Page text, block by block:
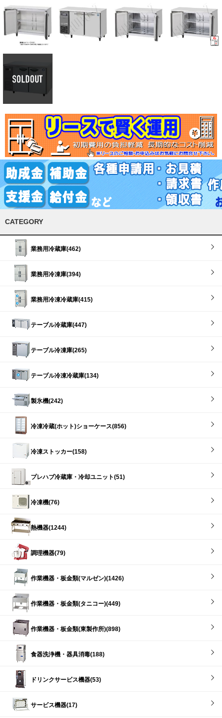
CATEGORY
業務用冷蔵庫(462)
業務用冷凍庫(394)
業務用冷凍冷蔵庫(415)
テーブル冷蔵庫(447)
テーブル冷凍庫(265)
テーブル冷凍冷蔵庫(134)
製氷機(242)
冷凍冷蔵(ホット)ショーケース(856)
冷凍ストッカー(158)
プレハブ冷蔵庫・冷却ユニット(51)
冷凍機(76)
熱機器(1244)
調理機器(79)
作業機器・板金類(マルゼン)(1426)
作業機器・板金類(タニコー)(449)
作業機器・板金類(東製作所)(898)
食器洗浄機・器具消毒(188)
ドリンクサービス機器(53)
サービス機器(17)